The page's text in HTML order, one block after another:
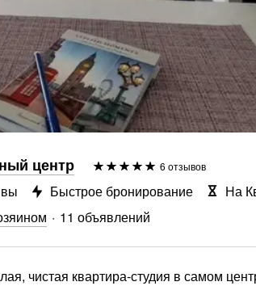
центр 6 отзывов
11 объявлений
Быстрое бронирование На
чистая квартира-студия в самом